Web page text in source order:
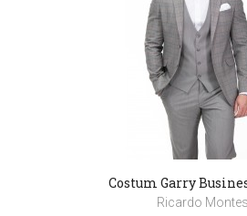
Costum Garry
Ricardo